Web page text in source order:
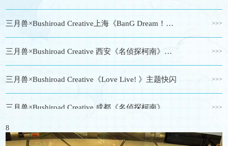
三月兽×Bushiroad Creative上海《BanG Dream！》主题快闪 >>>
三月兽×Bushiroad Creative 西安《名侦探柯南》主题快闪 >>>
三月兽×Bushiroad Creative《Love Live! 》主题快闪 >>>
>>>
>>>
8